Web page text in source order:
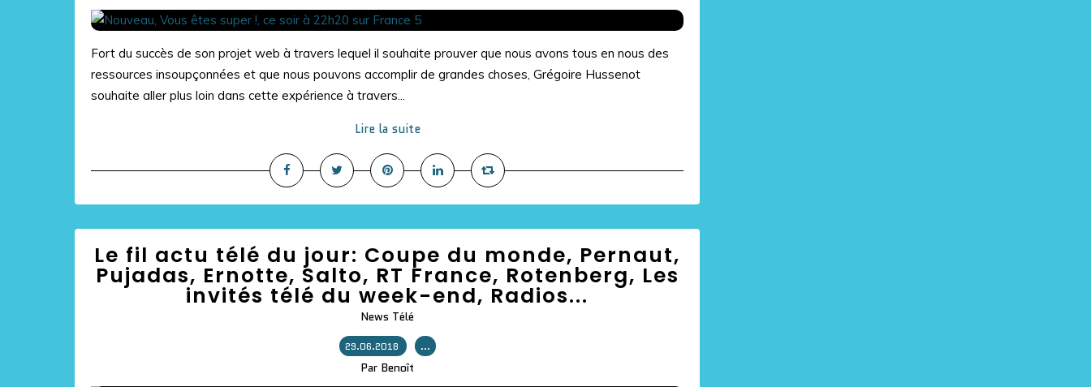
Fort du succès de son projet web à travers lequel il souhaite prouver que nous avons tous en nous des
ressources insoupçonnées et que nous pouvons accomplir de grandes choses, Grégoire Hussenot
souhaite aller plus loin dans cette expérience à travers...
Lire la suite
Le fil actu télé du jour: Coupe du monde, Pernaut,
Pujadas, Ernotte, Salto, RT France, Rotenberg, Les
invités télé du week-end, Radios...
News Télé
29.06.2018 …
Par Benoît